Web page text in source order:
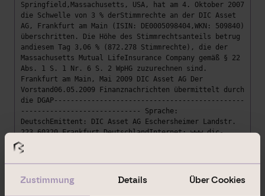
Zustimmung Details Über Cookies
Springfield,Massachusetts, USA, hat am 4. Oktober 2007
die Schwelle von 3 % derStimmrechte an der DIC Asset
AG, Frankfurt am Main (ISIN: DE0005098404,WKN: 509840)
überschritten. Die Höhe des Stimmrechtsanteils betrug
andiesem Tag 3,06 % (872.278 Stimmrechte), die der
Massachusetts Mutual LifeInsurance Company gemäß § 22
Abs. 1 S. 1 Nr. 6 S. 2 WpHG zuzurechnen sind.
Frankfurt am Main, Mai 2009 DIC Asset AG Der
Vorstand06.05.2009 Finanznachrichten übermittelt durch
die DGAP----------------------------------------------
----------------------------- Sprache:
DeutschEmittent: DIC Asset AG Eschersheimer Landstr.
223 60320 Frankfurt DeutschlandInternet: www.dic-
asset.de Ende der Mitteilung DGAP News-Service -------
------------------------------------------------------
--------------